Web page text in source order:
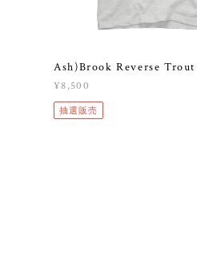
Ash)Brook Reverse Trout
¥8,500
抽選販売